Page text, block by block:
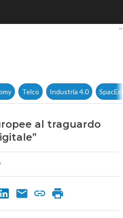
aziende europee al
Telco Industria 4.0
al traguardo